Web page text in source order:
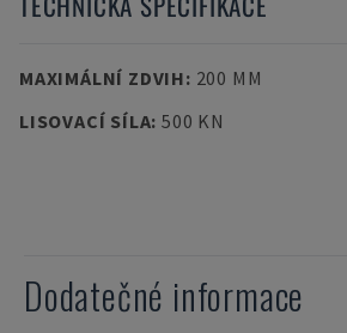
MAXIMÁLNÍ ZDVIH: 200 MM
LISOVACÍ SÍLA: 500 KN
Dodatečné informace